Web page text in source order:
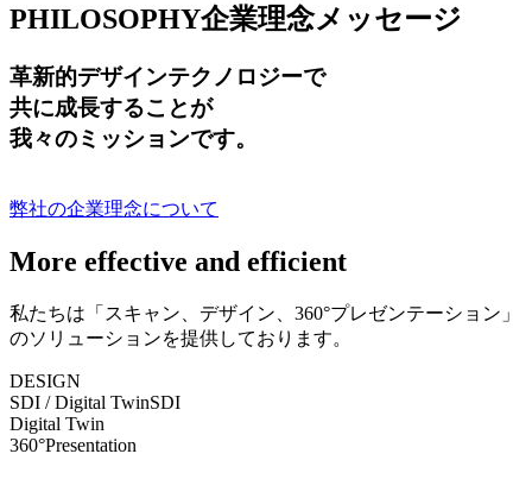
PHILOSOPHY企業理念メッセージ
革新的デザインテクノロジーで
共に成長することが
我々のミッションです。
弊社の企業理念について
More effective and efficient
私たちは「スキャン、デザイン、360°プレゼンテーション」
のソリューションを提供しております。
DESIGN
SDI / Digital TwinSDI
Digital Twin
360°Presentation